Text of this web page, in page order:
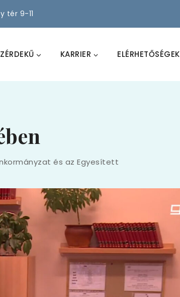
tér 9-11
KARRIER ELÉRHETŐSÉGEK
és az Egyesített